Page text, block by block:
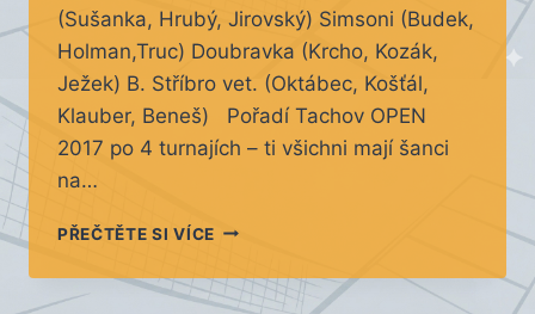
(Sušanka, Hrubý, Jirovský) Simsoni (Budek,
Holman,Truc) Doubravka (Krcho, Kozák,
Ježek) B. Stříbro vet. (Oktábec, Košťál,
Klauber, Beneš) Pořadí Tachov OPEN
2017 po 4 turnajích – ti všichni mají šanci
na…
PŘEČTĚTE SI VÍCEMIKULÁŠSKÝ
STŘÍBRO
–